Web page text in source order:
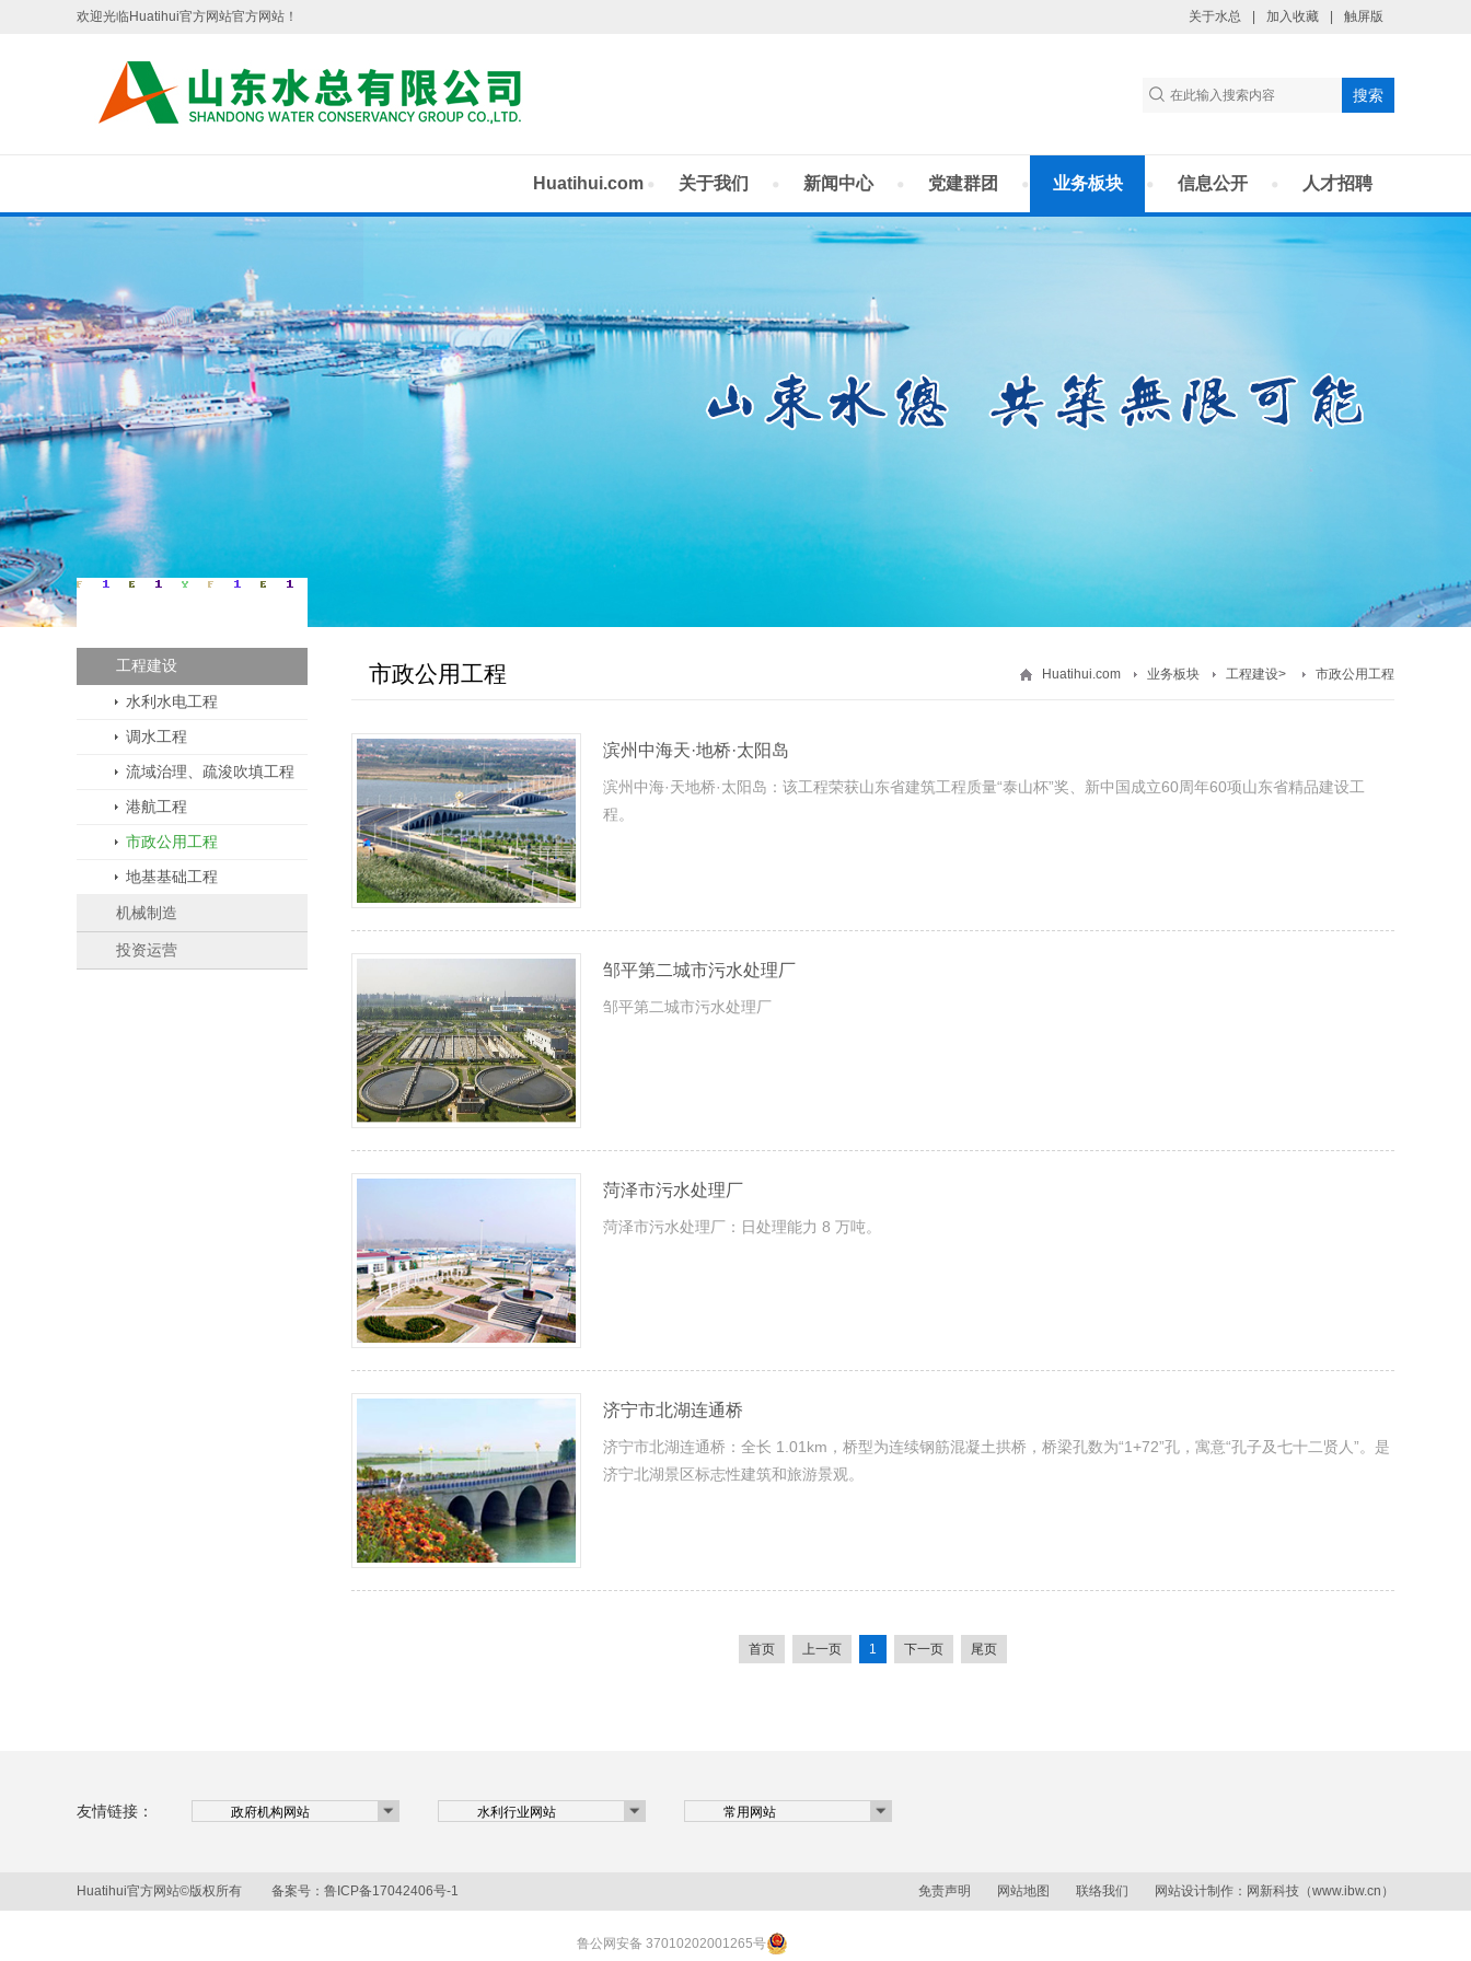
欢迎光临Huatihui官方网站官方网站！ 关于水总 加入收藏 触屏版
人才招聘
信息公开
业务板块
党建群团
新闻中心
关于我们
Huatihui.com
工程建设
水利水电工程
调水工程
流域治理、疏浚吹填工程
港航工程
市政公用工程
地基基础工程
机械制造
投资运营
Huatihui.com 业务板块 工程建设> 市政公用工程
市政公用工程
滨州中海天·地桥·太阳岛
滨州中海·天地桥·太阳岛：该工程荣获山东省建筑工程质量“泰山杯”奖、新中国成立60周年60项山东省精品建设工
程。
邹平第二城市污水处理厂
邹平第二城市污水处理厂
菏泽市污水处理厂
菏泽市污水处理厂：日处理能力 8 万吨。
济宁市北湖连通桥
济宁市北湖连通桥：全长 1.01km，桥型为连续钢筋混凝土拱桥，桥梁孔数为“1+72”孔，寓意“孔子及七十二贤人”。是
济宁北湖景区标志性建筑和旅游景观。
首页 上一页 1 下一页 尾页
友情链接：
Huatihui官方网站©版权所有 备案号： 鲁ICP备17042406号-1 免责声明 网站地图 联络我们 网站设计制作： 网新科技 （www.ibw.cn ）
鲁公网安备 37010202001265号